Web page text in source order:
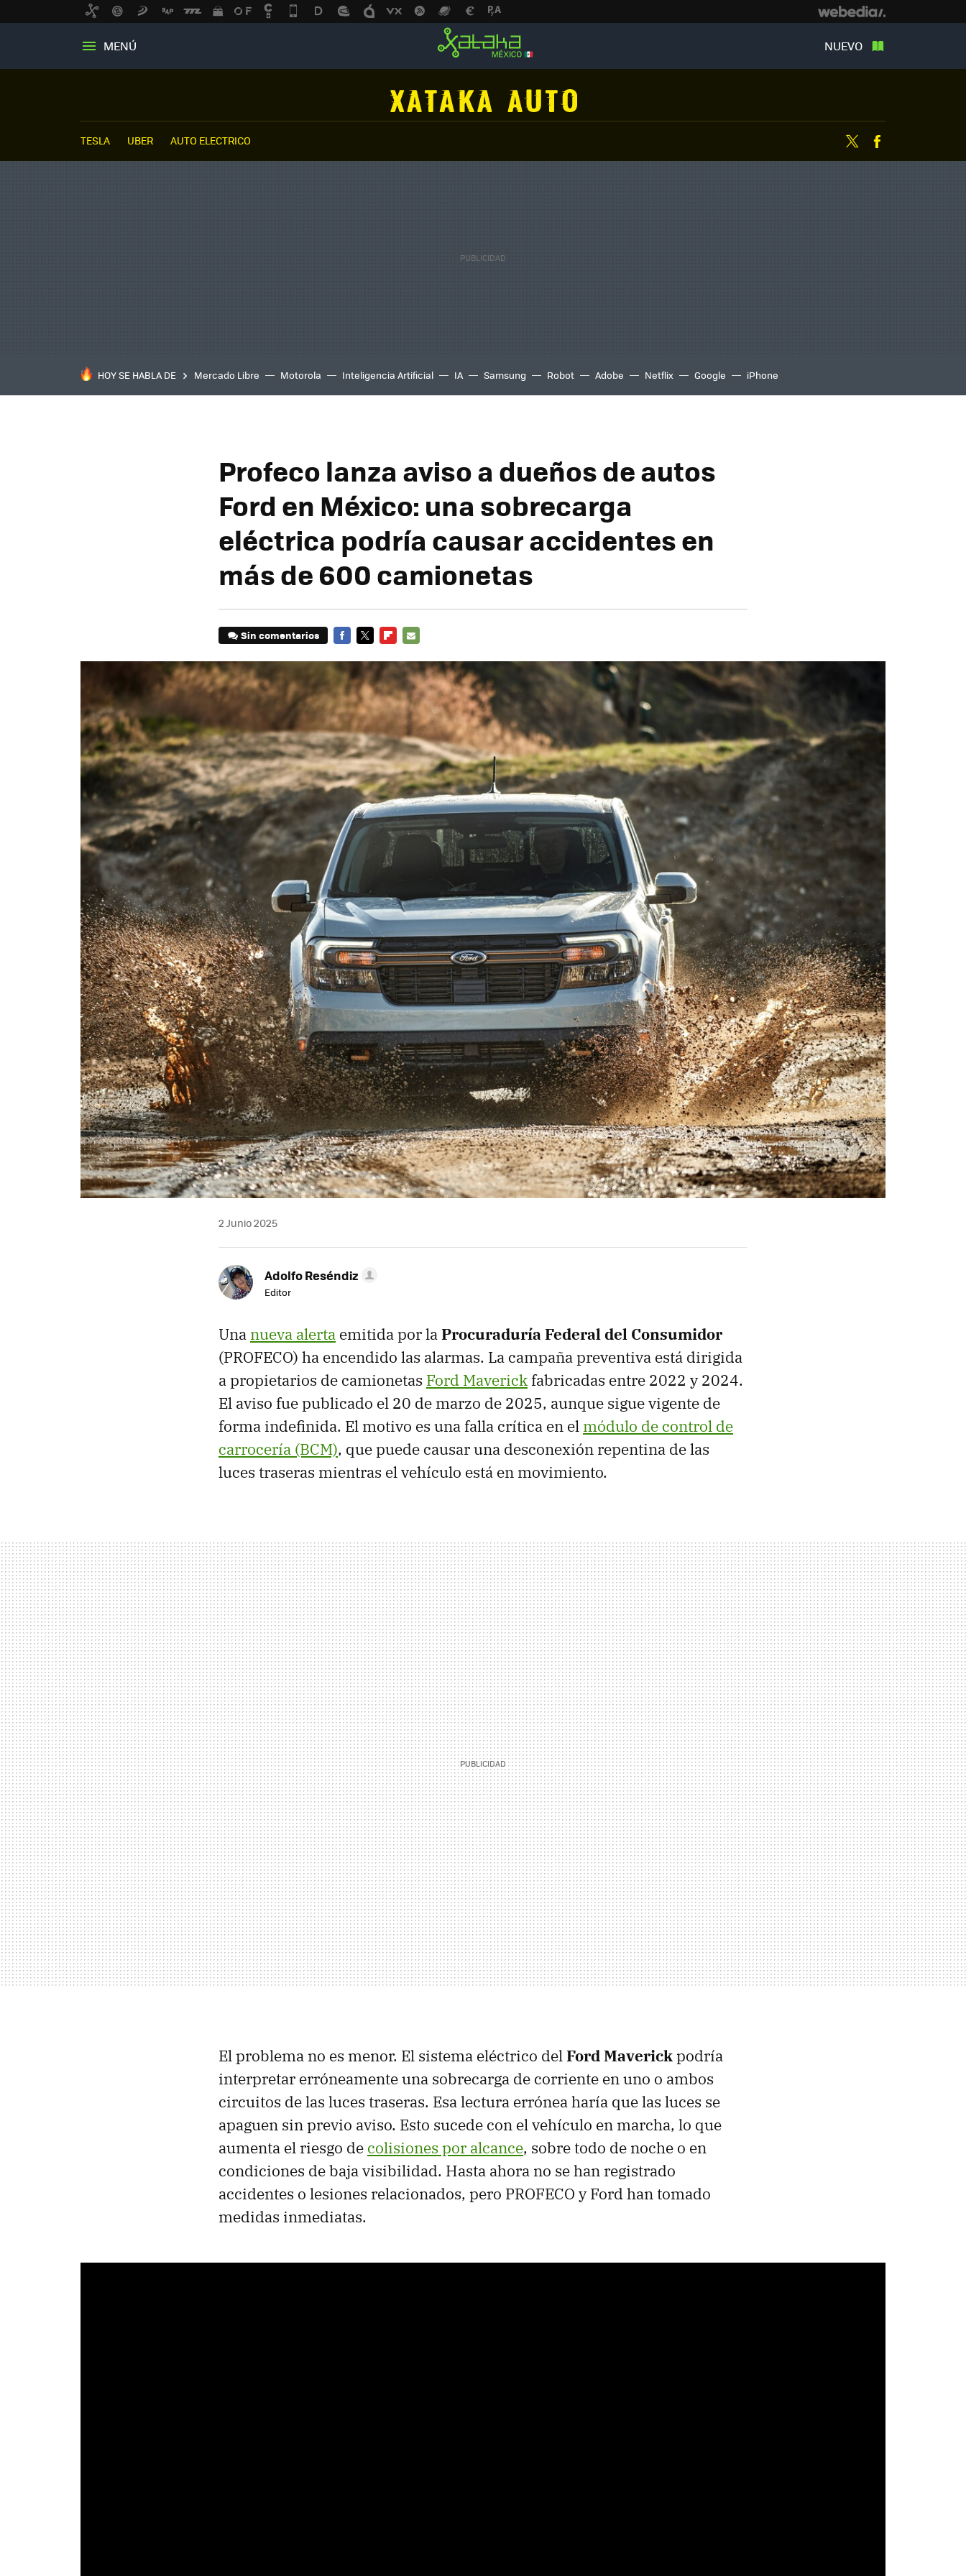
MENÚ NUEVO
TESLA UBER AUTO ELECTRICO Twitter
HOY SE HABLA DE Mercado Libre Motorola Inteligencia Artificial IA Samsung Robot Adobe Netflix Google iPhone
Profeco lanza aviso a dueños de autos
Ford en México: una sobrecarga
eléctrica podría causar accidentes en
más de 600 camionetas
Sin comentarios
MAIL
2 Junio 2025
Adolfo Reséndiz
Editor
Una nueva alerta emitida por laProcuraduría Federal del Consumidor
(PROFECO) ha encendido las alarmas. La campaña preventiva está dirigida
a propietarios de camionetas Ford Maverick fabricadas entre 2022 y 2024.
El aviso fue publicado el 20 de marzo de 2025, aunque sigue vigente de
forma indefinida. El motivo es una falla crítica en el módulo de control de
carrocería (BCM), que puede causar una desconexión repentina de las
luces traseras mientras el vehículo está en movimiento.
El problema no es menor. El sistema eléctrico delFord Maverickpodría
interpretar erróneamente una sobrecarga de corriente en uno o ambos
circuitos de las luces traseras. Esa lectura errónea haría que las luces se
apaguen sin previo aviso. Esto sucede con el vehículo en marcha, lo que
aumenta el riesgo de colisiones por alcance, sobre todo de noche o en
condiciones de baja visibilidad. Hasta ahora no se han registrado
accidentes o lesiones relacionados, pero PROFECO y Ford han tomado
medidas inmediatas.